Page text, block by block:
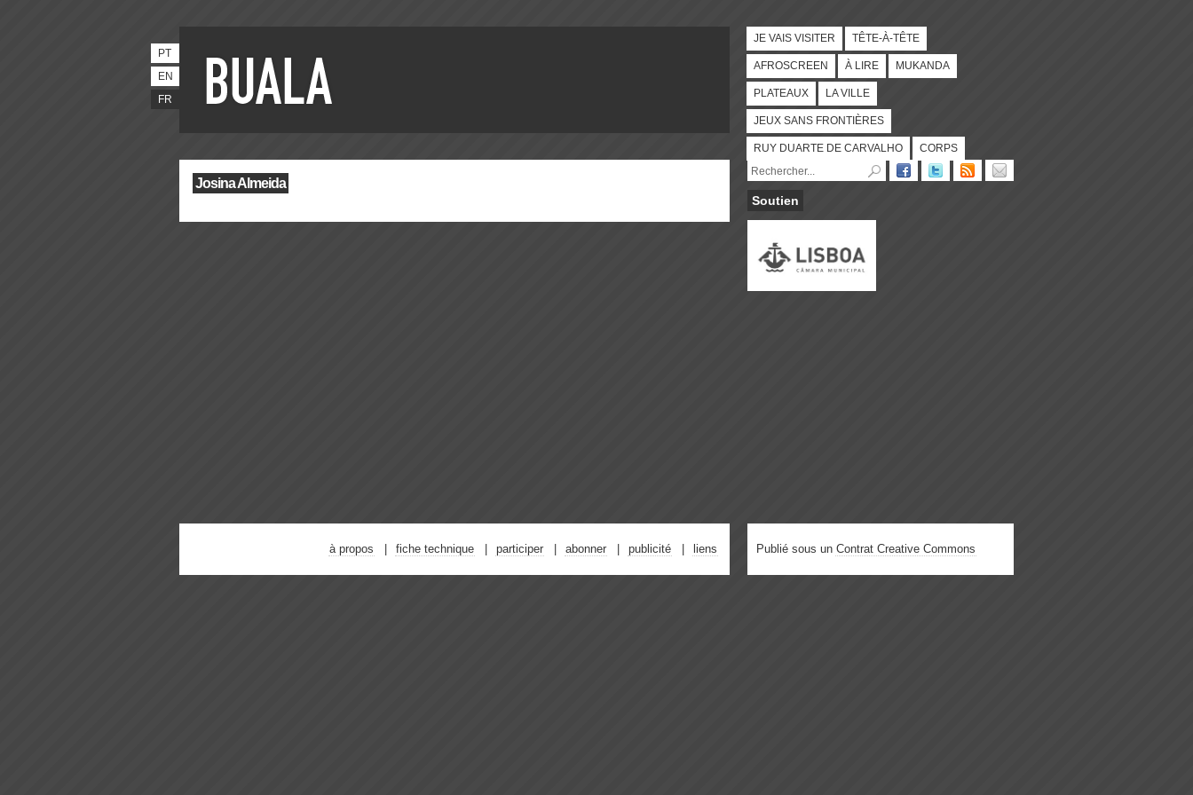
PT
EN
FR
JE VAIS VISITER TÊTE-À-TÊTE
AFROSCREEN À LIRE MUKANDA
PLATEAUX LA VILLE
JEUX SANS FRONTIÈRES
RUY DUARTE DE CARVALHO CORPS
Josina Almeida
Soutien
à propos fiche technique participer abonner publicité liens Publié sous un Contrat Creative Commons